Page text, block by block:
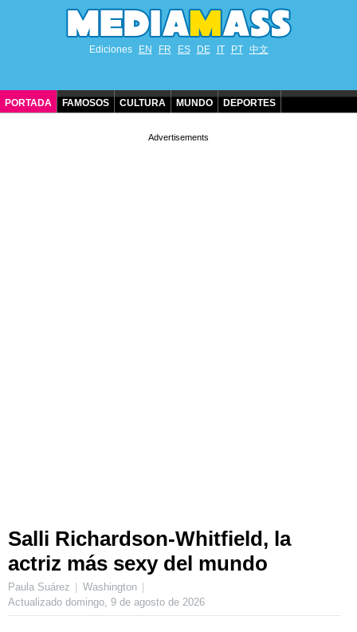
Ediciones EN FR ES DE IT PT 中文
PORTADA FAMOSOS CULTURA MUNDO DEPORTES
Salli Richardson-Whitfield, la
actriz más sexy del mundo
Paula Suárez
Washington
Actualizado domingo, 9 de agosto de 2026